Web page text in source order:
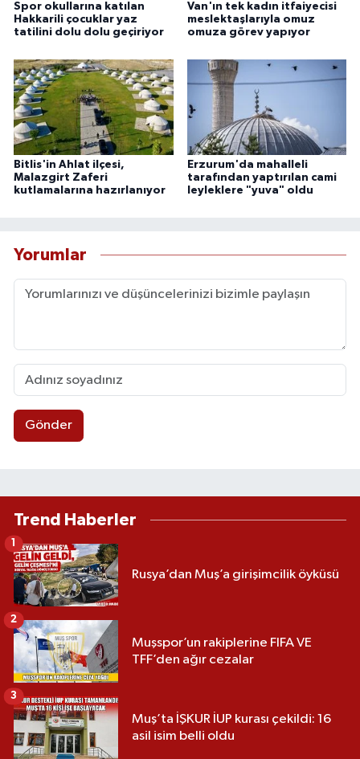
Spor okullarına katılan
Hakkarili çocuklar yaz
tatilini dolu dolu geçiriyor
Van'ın tek kadın itfaiyecisi
meslektaşlarıyla omuz
omuza görev yapıyor
Bitlis'in Ahlat ilçesi,
Malazgirt Zaferi
kutlamalarına hazırlanıyor
Erzurum'da mahalleli
tarafından yaptırılan cami
leyleklere "yuva" oldu
Yorumlar
Gönder
Trend Haberler
Rusya’dan Muş’a girişimcilik öyküsü
1
Muşspor’un rakiplerine FIFA VE
TFF’den ağır cezalar
2
Muş’ta İŞKUR İUP kurası çekildi: 16
asil isim belli oldu
3